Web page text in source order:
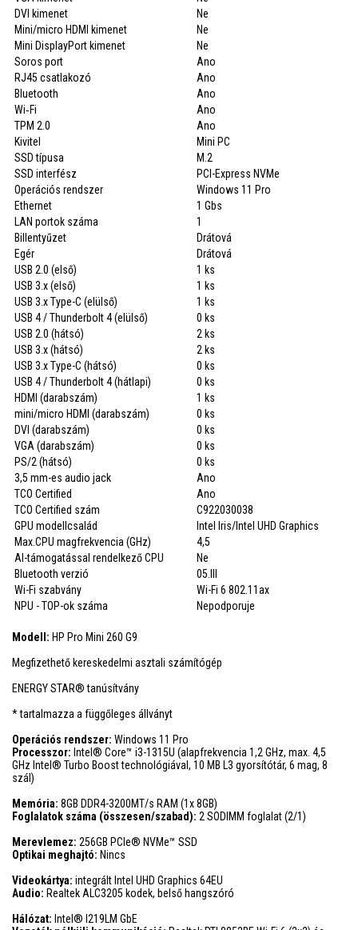
DVI kimenet
Ne
Mini/micro HDMI kimenet
Ne
Mini DisplayPort kimenet
Ne
Soros port
Ano
RJ45 csatlakozó
Ano
Bluetooth
Ano
Wi‑Fi
Ano
TPM 2.0
Ano
Kivitel
Mini PC
SSD típusa
M.2
SSD interfész
PCI-Express NVMe
Operációs rendszer
Windows 11 Pro
Ethernet
1 Gbs
LAN portok száma
1
Billentyűzet
Drátová
Egér
Drátová
USB 2.0 (első)
1 ks
USB 3.x (első)
1 ks
USB 3.x Type-C (elülső)
1 ks
USB 4 / Thunderbolt 4 (elülső)
0 ks
USB 2.0 (hátsó)
2 ks
USB 3.x (hátsó)
2 ks
USB 3.x Type-C (hátsó)
0 ks
USB 4 / Thunderbolt 4 (hátlapi)
0 ks
HDMI (darabszám)
1 ks
mini/micro HDMI (darabszám)
0 ks
DVI (darabszám)
0 ks
VGA (darabszám)
0 ks
PS/2 (hátsó)
0 ks
3,5 mm-es audio jack
Ano
TCO Certified
Ano
TCO Certified szám
C922030038
GPU modellcsalád
Intel Iris/Intel UHD Graphics
Max.CPU magfrekvencia (GHz)
4,5
AI-támogatással rendelkező CPU
Ne
Bluetooth verzió
05.III
Wi-Fi szabvány
Wi-Fi 6 802.11ax
NPU - TOP-ok száma
Nepodporuje
Modell: HP Pro Mini 260 G9
Megfizethető kereskedelmi asztali számítógép
ENERGY STAR® tanúsítvány
* tartalmazza a függőleges állványt
Operációs rendszer: Windows 11 Pro
Processzor: Intel® Core™ i3-1315U (alapfrekvencia 1,2 GHz, max. 4,5
GHz Intel® Turbo Boost technológiával, 10 MB L3 gyorsítótár, 6 mag, 8
szál)
Memória: 8GB DDR4-3200MT/s RAM (1x 8GB)
Foglalatok száma (összesen/szabad): 2 SODIMM foglalat (2/1)
Merevlemez: 256GB PCIe® NVMe™ SSD
Optikai meghajtó: Nincs
Videokártya: integrált Intel UHD Graphics 64EU
Audio: Realtek ALC3205 kodek, belső hangszóró
Hálózat: Intel® I219LM GbE